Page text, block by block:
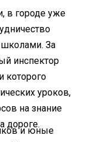
в городе уже
За
инспектор
которого
уроков,
на знание
дороге.
и юные